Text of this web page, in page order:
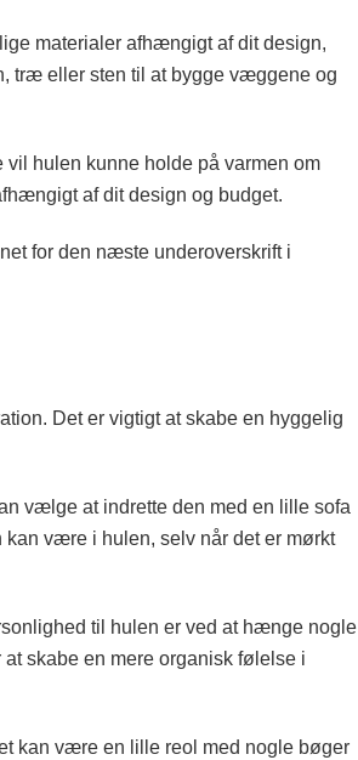
materialer afhængigt af dit design,
træ eller sten til at bygge væggene og
hulen kunne holde på varmen om
af dit design og budget.
for den næste underoverskrift i
Det er vigtigt at skabe en hyggelig
vælge at indrette den med en lille sofa
være i hulen, selv når det er mørkt
til hulen er ved at hænge nogle
skabe en mere organisk følelse i
kan være en lille reol med nogle bøger